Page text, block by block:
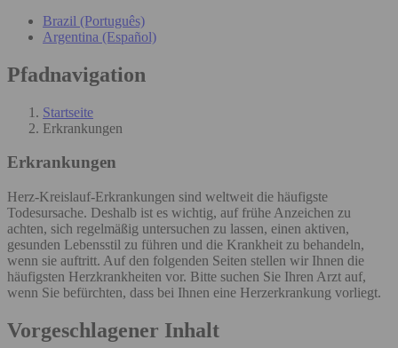
Brazil (Português)
Argentina (Español)
Pfadnavigation
Startseite
Erkrankungen
Erkrankungen
Herz-Kreislauf-Erkrankungen sind weltweit die häufigste
Todesursache. Deshalb ist es wichtig, auf frühe Anzeichen zu
achten, sich regelmäßig untersuchen zu lassen, einen aktiven,
gesunden Lebensstil zu führen und die Krankheit zu behandeln,
wenn sie auftritt. Auf den folgenden Seiten stellen wir Ihnen die
häufigsten Herzkrankheiten vor. Bitte suchen Sie Ihren Arzt auf,
wenn Sie befürchten, dass bei Ihnen eine Herzerkrankung vorliegt.
Vorgeschlagener Inhalt